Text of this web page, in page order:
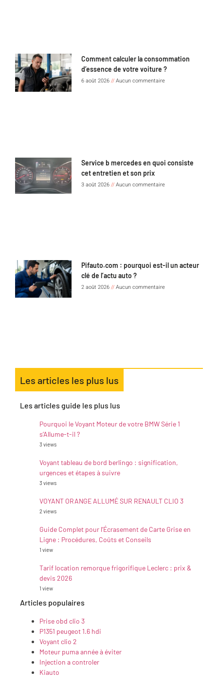
Comment calculer la consommation
d’essence de votre voiture ?
6 août 2026 Aucun commentaire
Service b mercedes en quoi consiste
cet entretien et son prix
3 août 2026 Aucun commentaire
Pifauto.com : pourquoi est-il un acteur
clé de l’actu auto ?
2 août 2026 Aucun commentaire
Les articles les plus lus
Les articles guide les plus lus
Pourquoi le Voyant Moteur de votre BMW Série 1
s’Allume-t-il ?
3 views
Voyant tableau de bord berlingo : signification,
urgences et étapes à suivre
3 views
VOYANT ORANGE ALLUMÉ SUR RENAULT CLIO 3
2 views
Guide Complet pour l’Écrasement de Carte Grise en
Ligne : Procédures, Coûts et Conseils
1 view
Tarif location remorque frigorifique Leclerc : prix &
devis 2026
1 view
Articles populaires
Prise obd clio 3
P1351 peugeot 1.6 hdi
Voyant clio 2
Moteur puma année à éviter
Injection a controler
Kiauto